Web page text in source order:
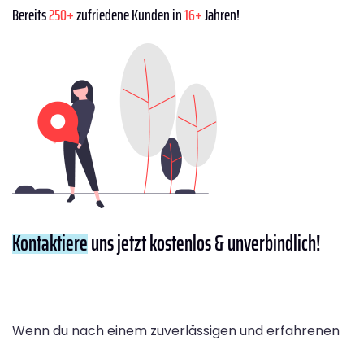
Bereits250+zufriedene Kunden in16+Jahren!
Kontaktiereuns jetzt kostenlos & unverbindlich!
Wenn du nach einem zuverlässigen und erfahrenen